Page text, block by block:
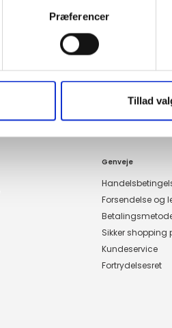
Præferencer
Tillad
Genveje
Forsendelse og
Sikker shopping
Kundeservice
Fortrydelsesret